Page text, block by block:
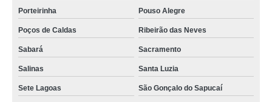
Porteirinha Pouso Alegre
Poços de Caldas Ribeirão das Neves
Sabará Sacramento
Salinas Santa Luzia
Sete Lagoas São Gonçalo do Sapucaí